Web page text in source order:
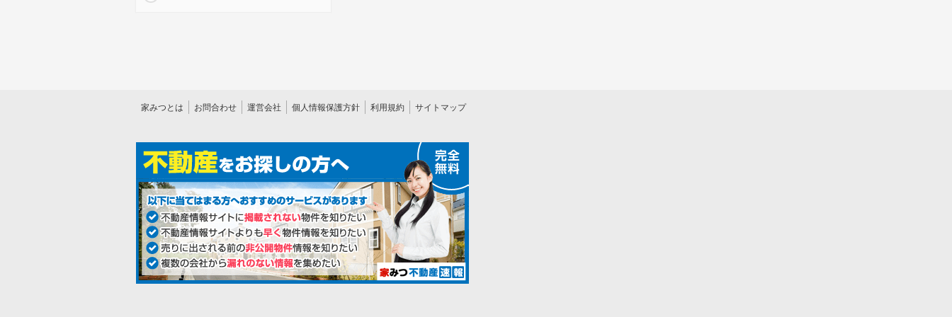
家みつとは お問合わせ 運営会社 個人情報保護方針 利用規約 サイトマップ